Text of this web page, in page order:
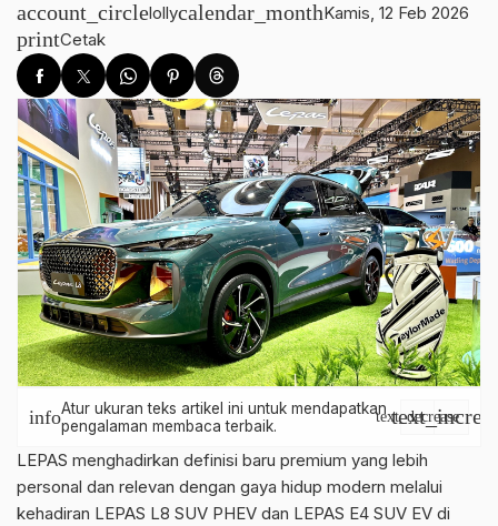
account_circlelollycalendar_monthKamis, 12 Feb 2026
printCetak
infoAtur ukuran teks artikel ini untuk mendapatkan
pengalaman membaca terbaik.
text_decrease
LEPAS menghadirkan definisi baru premium yang lebih
personal dan relevan dengan gaya hidup modern melalui
kehadiran LEPAS L8 SUV PHEV dan LEPAS E4 SUV EV di